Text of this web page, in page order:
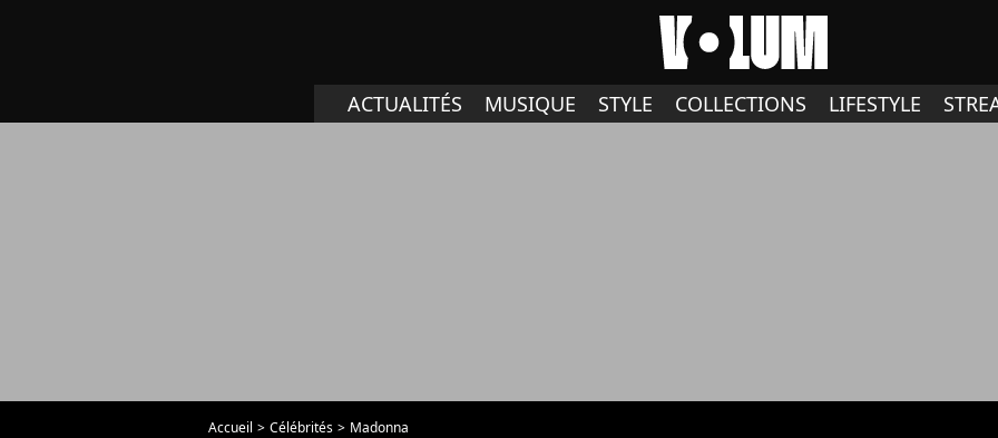
ACTUALITÉS MUSIQUE STYLE COLLECTIONS LIFESTYLE
Accueil Célébrités Madonna